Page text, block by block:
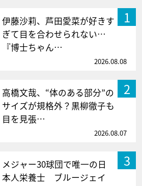
1
伊藤沙莉、芦田愛菜が好きす
ぎて目を合わせられない…
『博士ちゃん…
2026.08.08
2
高橋文哉、“体のある部分”の
サイズが規格外？黒柳徹子も
目を見張…
2026.08.07
3
メジャー30球団で唯一の日
本人栄養士 ブルージェイ